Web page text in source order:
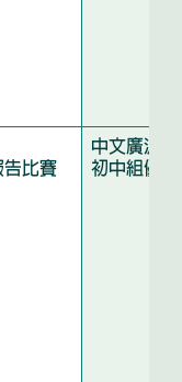
告比賽
中文廣泛
初中組優異